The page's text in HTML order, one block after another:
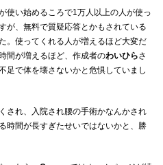
使い始めるころで1万人以上の人が使っ
が、無料で質疑応答とかもされている
。使ってくれる人が増えるほど大変だ
間が増えるほど、作成者のわいひらさ
足で体を壊さないかと危惧していまし
され、入院され腰の手術かなんかされ
時間が長すぎたせいではないかと、勝